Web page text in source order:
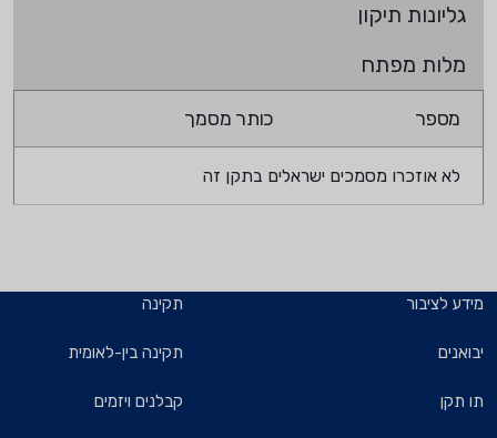
גליונות תיקון
מלות מפתח
מספר כותר מסמך
לא אוזכרו מסמכים ישראלים בתקן זה
מידע לציבור
יבואנים
תו תקן
תקינה
תקינה בין-לאומית
קבלנים ויזמים